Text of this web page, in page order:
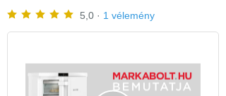
5,0 · 1 vélemény